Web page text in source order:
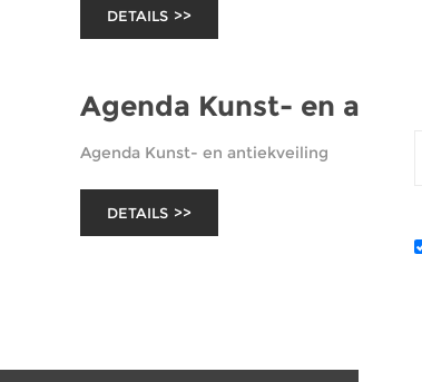
DETAILS
Agenda Kunst- en
Agenda Kunst- en antiekveiling
DETAILS